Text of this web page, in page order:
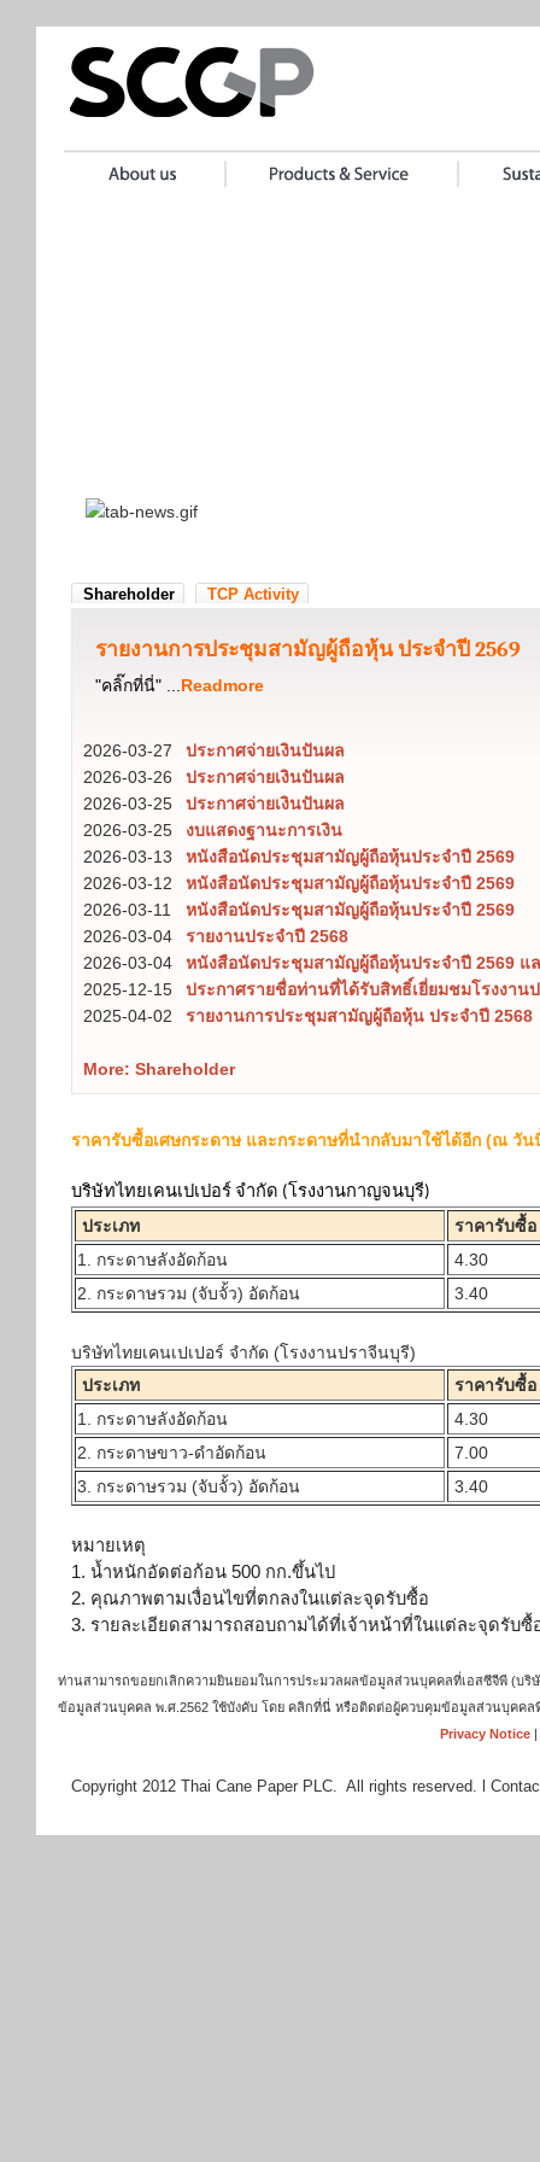
Shareholder TCP Activity
รายงานการประชุมสามัญผู้ถือหุ้น ประจำปี 2569
"คลิ๊กที่นี่" ... Readmore
2026-03-27
ประกาศจ่ายเงินปันผล
2026-03-26
ประกาศจ่ายเงินปันผล
2026-03-25
ประกาศจ่ายเงินปันผล
2026-03-25
งบแสดงฐานะการเงิน
2026-03-13
หนังสือนัดประชุมสามัญผู้ถือหุ้นประจำปี 2569
2026-03-12
หนังสือนัดประชุมสามัญผู้ถือหุ้นประจำปี 2569
2026-03-11
หนังสือนัดประชุมสามัญผู้ถือหุ้นประจำปี 2569
2026-03-04
รายงานประจำปี 2568
2026-03-04
หนังสือนัดประชุมสามัญผู้ถือหุ้นประจำปี 2569 แ
2025-12-15
ประกาศรายชื่อท่านที่ได้รับสิทธิ์เยี่ยมชมโรงงาน
2025-04-02
รายงานการประชุมสามัญผู้ถือหุ้น ประจำปี 2568
More: Shareholder
ราคารับซื้อเศษกระดาษ และกระดาษที่นำกลับมาใช้ได้อีก (ณ วัน
บริษัทไทยเคนเปเปอร์ จำกัด (โรงงานกาญจนบุรี)
ประเภท
ราคารับซื้
1. กระดาษลังอัดก้อน
4.30
2. กระดาษรวม (จับจั้ว) อัดก้อน
3.40
บริษัทไทยเคนเปเปอร์ จำกัด (โรงงานปราจีนบุรี)
ประเภท
ราคารับซื้
1. กระดาษลังอัดก้อน
4.30
2. กระดาษขาว-ดำอัดก้อน
7.00
3. กระดาษรวม (จับจั้ว) อัดก้อน
3.40
หมายเหตุ
1. น้ำหนักอัดต่อก้อน 500 กก.ขึ้นไป
2. คุณภาพตามเงื่อนไขที่ตกลงในแต่ละจุดรับซื้อ
3. รายละเอียดสามารถสอบถามได้ที่เจ้าหน้าที่ในแต่ละจุดรับซื้
ท่านสามารถขอยกเลิกความยินยอมในการประมวลผลข้อมูลส่วนบุคคลที่เอสซีจีพี (บ
ข้อมูลส่วนบุคคล พ.ศ.2562 ใช้บังคับ โดย คลิกที่นี่ หรือติดต่อผู้ควบคุมข้อมูลส่วนบุคคล
Privacy Notice|
Copyright 2012 Thai Cane Paper PLC. All rights reserved. l